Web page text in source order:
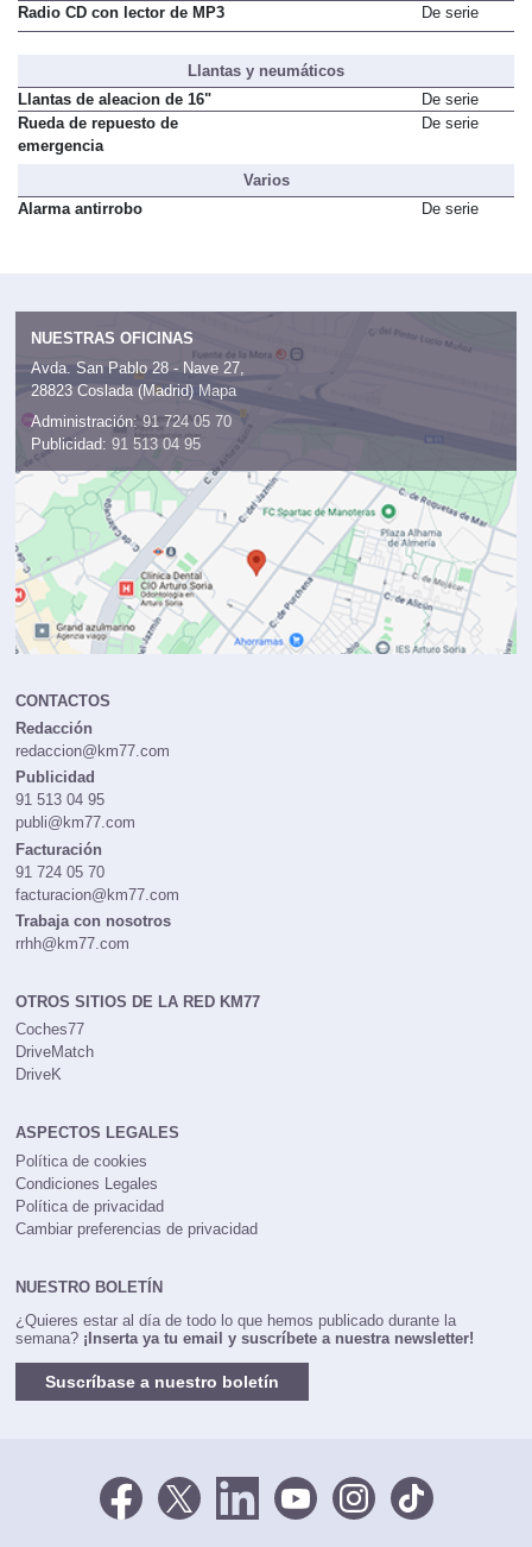
Radio CD con lector de MP3
De serie
Llantas y neumáticos
Llantas de aleacion de 16"
De serie
Rueda de repuesto de
emergencia
De serie
Varios
Alarma antirrobo
De serie
NUESTRAS OFICINAS
Avda. San Pablo 28 - Nave 27,
28823 Coslada (Madrid) Mapa
Administración: 91 724 05 70
Publicidad: 91 513 04 95
CONTACTOS
Redacción
redaccion@km77.com
Publicidad
91 513 04 95
publi@km77.com
Facturación
91 724 05 70
facturacion@km77.com
Trabaja con nosotros
rrhh@km77.com
OTROS SITIOS DE LA RED KM77
Coches77
DriveMatch
DriveK
ASPECTOS LEGALES
Política de cookies
Condiciones Legales
Política de privacidad
Cambiar preferencias de privacidad
NUESTRO BOLETÍN
¿Quieres estar al día de todo lo que hemos publicado durante la
semana? ¡Inserta ya tu email y suscríbete a nuestra newsletter!
Suscríbase a nuestro boletín